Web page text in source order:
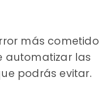
más cometido
automatizar las
podrás evitar.